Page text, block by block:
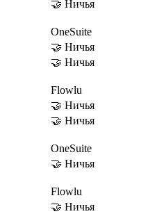
🤝 Ничья
OneSuite
🤝 Ничья
🤝 Ничья
Flowlu
🤝 Ничья
🤝 Ничья
OneSuite
🤝 Ничья
Flowlu
🤝 Ничья